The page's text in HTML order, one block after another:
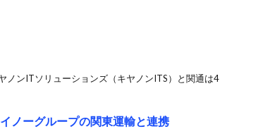
ノンITソリューションズ（キヤノンITS）と関通は4
ノーグループの関東運輸と連携